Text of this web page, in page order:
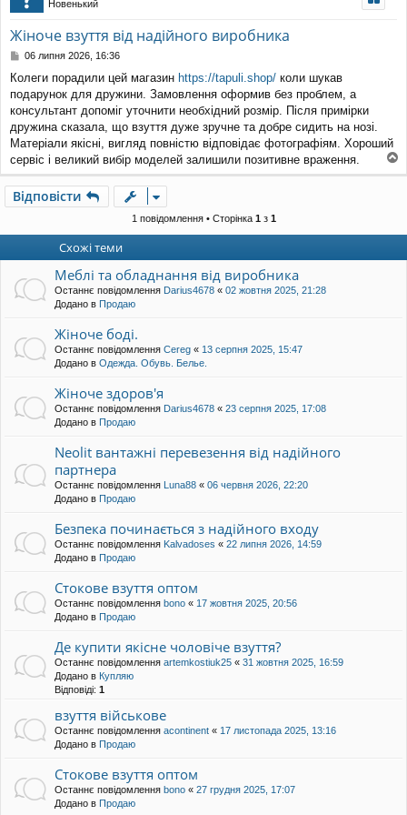
уп
Новенький
Жіноче взуття від надійного виробника
П
в
і
д
о
м
л
е
н
н
я
06 липня 2026, 16:36
Колеги порадили цей магазин https://tapuli.shop/ коли шукав
подарунок для дружини. Замовлення оформив без проблем, а
консультант допоміг уточнити необхідний розмір. Після примірки
дружина сказала, що взуття дуже зручне та добре сидить на нозі.
Матеріали якісні, вигляд повністю відповідає фотографіям. Хороший
сервіс і великий вибір моделей залишили позитивне враження.
о
Відповісти
1 повідомлення • Сторінка 1з 1
Схожі теми
Меблі та обладнання від виробника
Останнє повідомлення Darius4678 « 02 жовтня 2025, 21:28
Додано в Продаю
Жіноче боді.
Останнє повідомлення Cereg « 13 серпня 2025, 15:47
Додано в Одежда. Обувь. Белье.
Жіноче здоров'я
Останнє повідомлення Darius4678 « 23 серпня 2025, 17:08
Додано в Продаю
Neolit вантажні перевезення від надійного
партнера
Останнє повідомлення Luna88 « 06 червня 2026, 22:20
Додано в Продаю
Безпека починається з надійного входу
Останнє повідомлення Kalvadoses « 22 липня 2026, 14:59
Додано в Продаю
Стокове взуття оптом
Останнє повідомлення bono « 17 жовтня 2025, 20:56
Додано в Продаю
Де купити якісне чоловіче взуття?
Останнє повідомлення artemkostiuk25 « 31 жовтня 2025, 16:59
Додано в Купляю
Відповіді: 1
взуття військове
Останнє повідомлення acontinent « 17 листопада 2025, 13:16
Додано в Продаю
Стокове взуття оптом
Останнє повідомлення bono « 27 грудня 2025, 17:07
Додано в Продаю